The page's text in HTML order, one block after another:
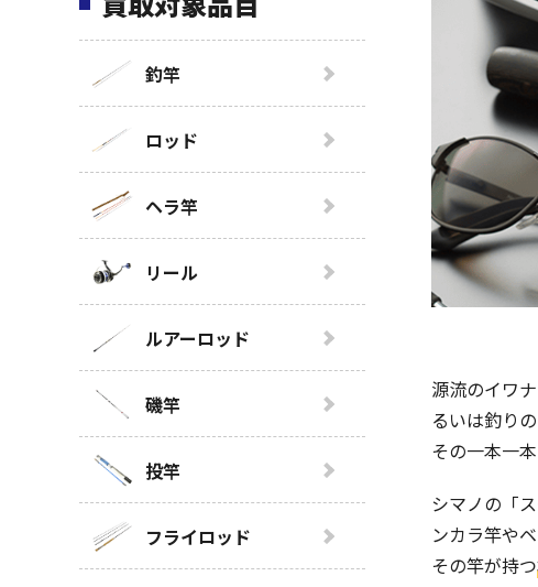
源流のイワ
るいは釣り
その一本一
シマノの「
ンカラ竿や
その竿が持つ
釣竿
ロッド
ヘラ竿
リール
ルアーロッド
磯竿
投竿
フライロッド